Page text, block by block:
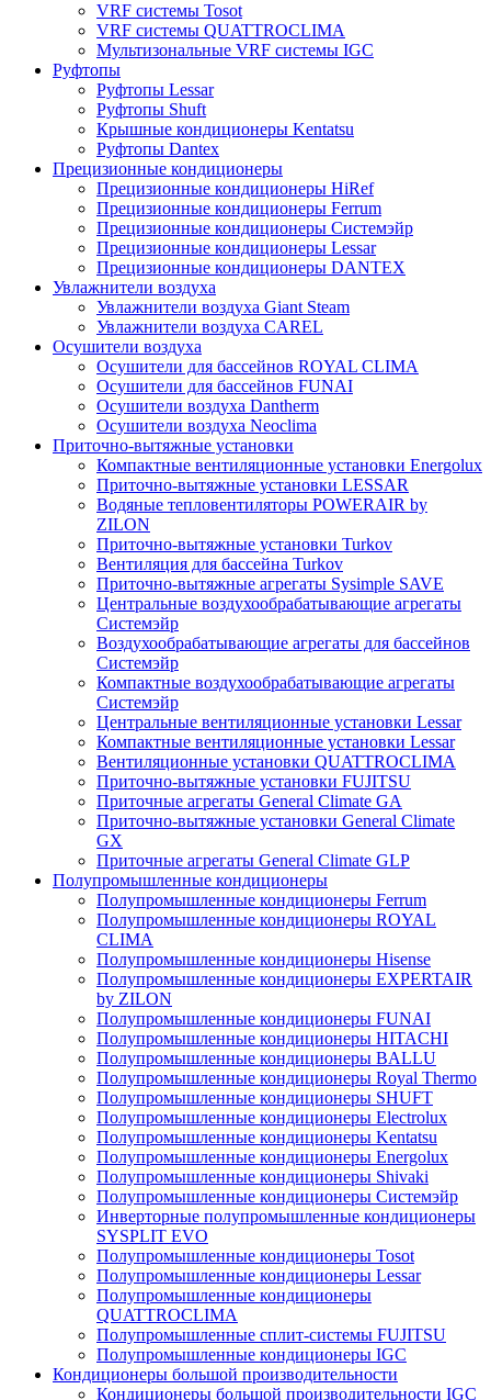
VRF системы Tosot
VRF системы QUATTROCLIMA
Мультизональные VRF системы IGC
Руфтопы
Руфтопы Lessar
Руфтопы Shuft
Крышные кондиционеры Kentatsu
Руфтопы Dantex
Прецизионные кондиционеры
Прецизионные кондиционеры HiRef
Прецизионные кондиционеры Ferrum
Прецизионные кондиционеры Системэйр
Прецизионные кондиционеры Lessar
Прецизионные кондиционеры DANTEX
Увлажнители воздуха
Увлажнители воздуха Giant Steam
Увлажнители воздуха CAREL
Осушители воздуха
Осушители для бассейнов ROYAL CLIMA
Осушители для бассейнов FUNAI
Осушители воздуха Dantherm
Осушители воздуха Neoclima
Приточно-вытяжные установки
Компактные вентиляционные установки Energolux
Приточно-вытяжные установки LESSAR
Водяные тепловентиляторы POWERAIR by
ZILON
Приточно-вытяжные установки Turkov
Вентиляция для бассейна Turkov
Приточно-вытяжные агрегаты Sysimple SAVE
Центральные воздухообрабатывающие агрегаты
Системэйр
Воздухообрабатывающие агрегаты для бассейнов
Системэйр
Компактные воздухообрабатывающие агрегаты
Системэйр
Центральные вентиляционные установки Lessar
Компактные вентиляционные установки Lessar
Вентиляционные установки QUATTROCLIMA
Приточно-вытяжные установки FUJITSU
Приточные агрегаты General Climate GA
Приточно-вытяжные установки General Climate
GX
Приточные агрегаты General Climate GLP
Полупромышленные кондиционеры
Полупромышленные кондиционеры Ferrum
Полупромышленные кондиционеры ROYAL
CLIMA
Полупромышленные кондиционеры Hisense
Полупромышленные кондиционеры EXPERTAIR
by ZILON
Полупромышленные кондиционеры FUNAI
Полупромышленные кондиционеры HITACHI
Полупромышленные кондиционеры BALLU
Полупромышленные кондиционеры Royal Thermo
Полупромышленные кондиционеры SHUFT
Полупромышленные кондиционеры Electrolux
Полупромышленные кондиционеры Kentatsu
Полупромышленные кондиционеры Energolux
Полупромышленные кондиционеры Shivaki
Полупромышленные кондиционеры Системэйр
Инверторные полупромышленные кондиционеры
SYSPLIT EVO
Полупромышленные кондиционеры Tosot
Полупромышленные кондиционеры Lessar
Полупромышленные кондиционеры
QUATTROCLIMA
Полупромышленные сплит-системы FUJITSU
Полупромышленные кондиционеры IGC
Кондиционеры большой производительности
Кондиционеры большой производительности IGC